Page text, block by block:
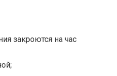
закроются на час